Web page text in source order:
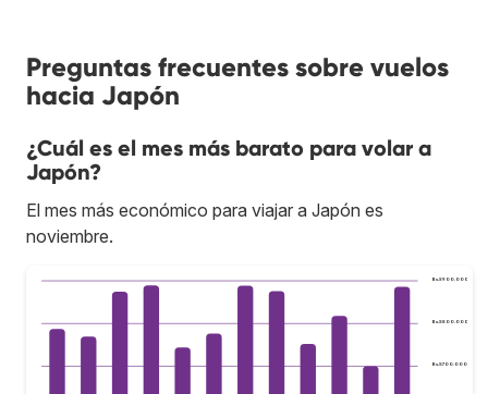
Preguntas frecuentes sobre vuelos
hacia Japón
¿Cuál es el mes más barato para volar a
Japón?
El mes más económico para viajar a Japón es
noviembre.
Bs.S700.000
Bs.S800.000
Bs.S900.000